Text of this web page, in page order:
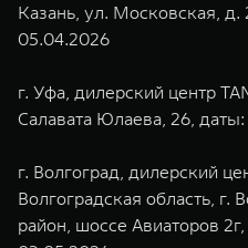
Казань, ул. Московская,
05.04.2026
г. Уфа, дилерский центр
Салавата Юлаева, 26,
г. Волгоград, дилерский
Волгоградская область, г.
район, шоссе Авиаторов